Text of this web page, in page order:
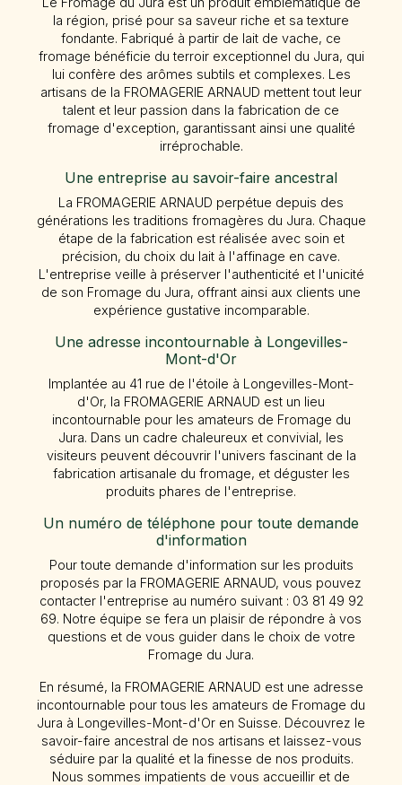
la région, prisé pour sa saveur riche et sa texture
fondante. Fabriqué à partir de lait de vache, ce
fromage bénéficie du terroir exceptionnel du Jura, qui
lui confère des arômes subtils et complexes. Les
artisans de la FROMAGERIE ARNAUD mettent tout leur
talent et leur passion dans la fabrication de ce
fromage d'exception, garantissant ainsi une qualité
irréprochable.
Une entreprise au savoir-faire ancestral
La FROMAGERIE ARNAUD perpétue depuis des
générations les traditions fromagères du Jura. Chaque
étape de la fabrication est réalisée avec soin et
précision, du choix du lait à l'affinage en cave.
L'entreprise veille à préserver l'authenticité et l'unicité
de son Fromage du Jura, offrant ainsi aux clients une
expérience gustative incomparable.
Une adresse incontournable à Longevilles-
Mont-d'Or
Implantée au 41 rue de l'étoile à Longevilles-Mont-
d'Or, la FROMAGERIE ARNAUD est un lieu
incontournable pour les amateurs de Fromage du
Jura. Dans un cadre chaleureux et convivial, les
visiteurs peuvent découvrir l'univers fascinant de la
fabrication artisanale du fromage, et déguster les
produits phares de l'entreprise.
Un numéro de téléphone pour toute demande
d'information
Pour toute demande d'information sur les produits
proposés par la FROMAGERIE ARNAUD, vous pouvez
contacter l'entreprise au numéro suivant : 03 81 49 92
69. Notre équipe se fera un plaisir de répondre à vos
questions et de vous guider dans le choix de votre
Fromage du Jura.
En résumé, la FROMAGERIE ARNAUD est une adresse
incontournable pour tous les amateurs de Fromage du
Jura à Longevilles-Mont-d'Or en Suisse. Découvrez le
savoir-faire ancestral de nos artisans et laissez-vous
séduire par la qualité et la finesse de nos produits.
Nous sommes impatients de vous accueillir et de